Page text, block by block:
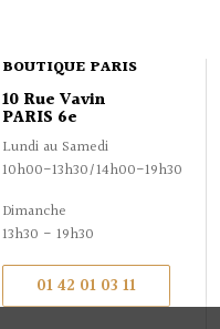
BOUTIQUE PARIS
10 Rue Vavin
PARIS 6e
Lundi au Samedi
10h00-13h30/14h00-19h30
Dimanche
13h30 - 19h30
01 42 01 03 11